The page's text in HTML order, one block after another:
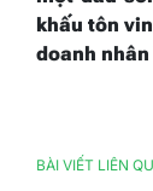
khấu tôn
doanh
BÀI VIẾT LIÊN